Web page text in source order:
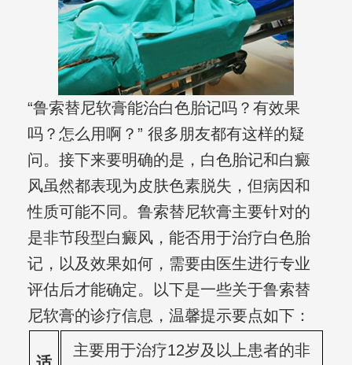
“鲁索替尼软膏能治白色胎记吗？有效果
吗？怎么用啊？” 很多朋友都有这样的疑
问。接下来要明确的是，白色胎记和白癜
风虽然都表现为皮肤色素脱失，但病因和
性质可能不同。鲁索替尼软膏主要针对的
是非节段型白癜风，能否用于治疗白色胎
记，以及效果如何，需要由医生进行专业
评估后才能确定。以下是一些关于鲁索替
尼软膏的诊疗信息，温馨提示要点如下：
主要用于治疗12岁及以上患者的非